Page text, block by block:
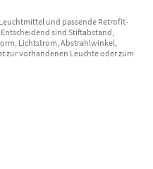
und passende Retrofit-
sind Stiftabstand,
Lichtstrom, Abstrahlwinkel,
zur vorhandenen Leuchte oder zum